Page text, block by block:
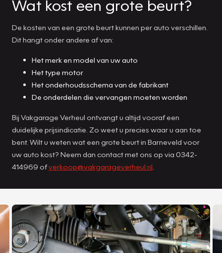
Wat kost een grote beurt?
De kosten van een grote beurt kunnen per auto verschillen.
Dit hangt onder andere af van:
Het merk en model van uw auto
Het type motor
Het onderhoudsschema van de fabrikant
De onderdelen die vervangen moeten worden
Bij Vakgarage Verheul ontvangt u altijd vooraf een
duidelijke prijsindicatie. Zo weet u precies waar u aan toe
bent. Wilt u weten wat een grote beurt in Barneveld voor
uw auto kost? Neem dan contact met ons op via 0342-
414969 ofverkoop@vakgarageverheul.nl